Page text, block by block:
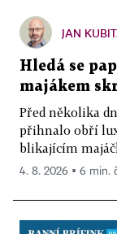
JAN
Hledá se
majákem
Před několika
přihnalo obří
blikajícím
4. 8. 2026 ▪ 6 min.